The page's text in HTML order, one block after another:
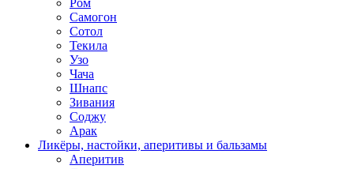
Ром
Самогон
Сотол
Текила
Узо
Чача
Шнапс
Зивания
Соджу
Арак
Ликёры, настойки, аперитивы и бальзамы
Аперитив